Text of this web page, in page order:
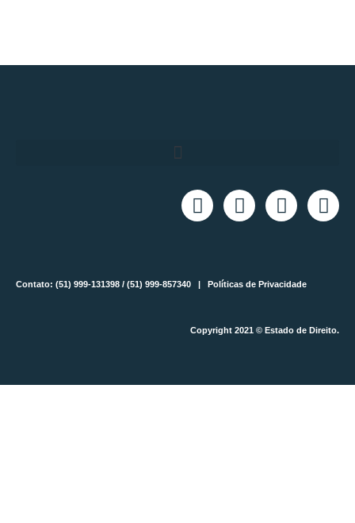
Contato: (51) 999-131398 / (51) 999-857340 | Políticas de Privacidade
Copyright 2021 © Estado de Direito.